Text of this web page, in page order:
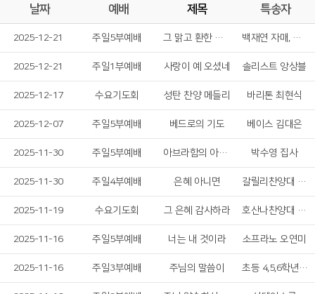
날짜 예배 제목 특송자
2025-12-21 주일5부예배 그 맑고 환한 밤중에 백재연 자매, 하영민 형제
2025-12-21 주일1부예배 사랑이 예 오셨네 솔리스트 앙상블
2025-12-17 수요기도회 성탄 찬양 메들리 바리톤 최현식
2025-12-07 주일5부예배 베드로의 기도 베이스 김대은
2025-11-30 주일5부예배 아브라함의 아내 사라 박수영 집사
2025-11-30 주일4부예배 은혜 아니면 갈릴리찬양대 솔리스트
2025-11-19 수요기도회 그 은혜 감사하라 호산나찬양대 솔리스트
2025-11-16 주일5부예배 너는 내 것이라 소프라노 오연미
2025-11-16 주일3부예배 주님의 말씀이 초등 4,5,6학년 합창단